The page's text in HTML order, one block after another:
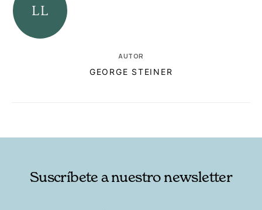
AUTOR
GEORGE STEINER
Suscríbete a nuestro newsletter